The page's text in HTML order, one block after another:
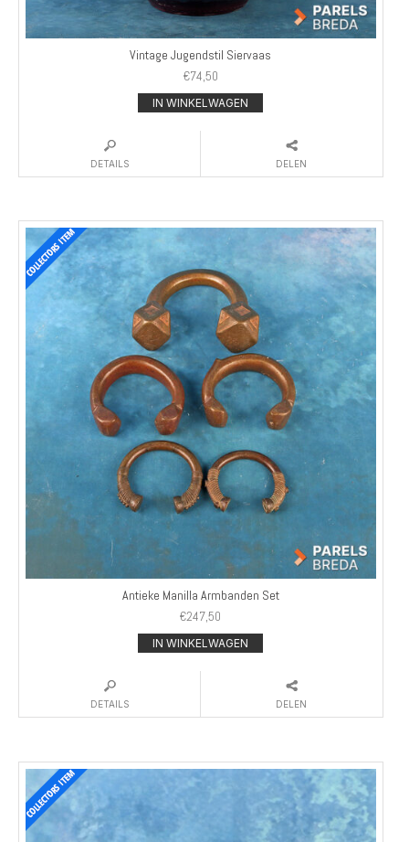
Vintage Jugendstil Siervaas
€74,50
IN WINKELWAGEN
DETAILS DELEN
Antieke Manilla Armbanden Set
€247,50
IN WINKELWAGEN
DETAILS DELEN